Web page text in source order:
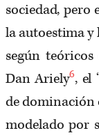
sociedad, pero
la autoestima y
según
Dan Ariely6, el
de dominación
modelado por